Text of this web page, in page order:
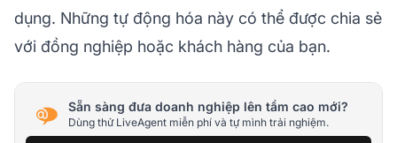
dụng. Những tự động hóa này có thể được chia sẻ
với đồng nghiệp hoặc khách hàng của bạn.
Sẵn sàng đưa doanh nghiệp lên tầm cao mới?
Dùng thử LiveAgent miễn phí và tự mình trải nghiệm.